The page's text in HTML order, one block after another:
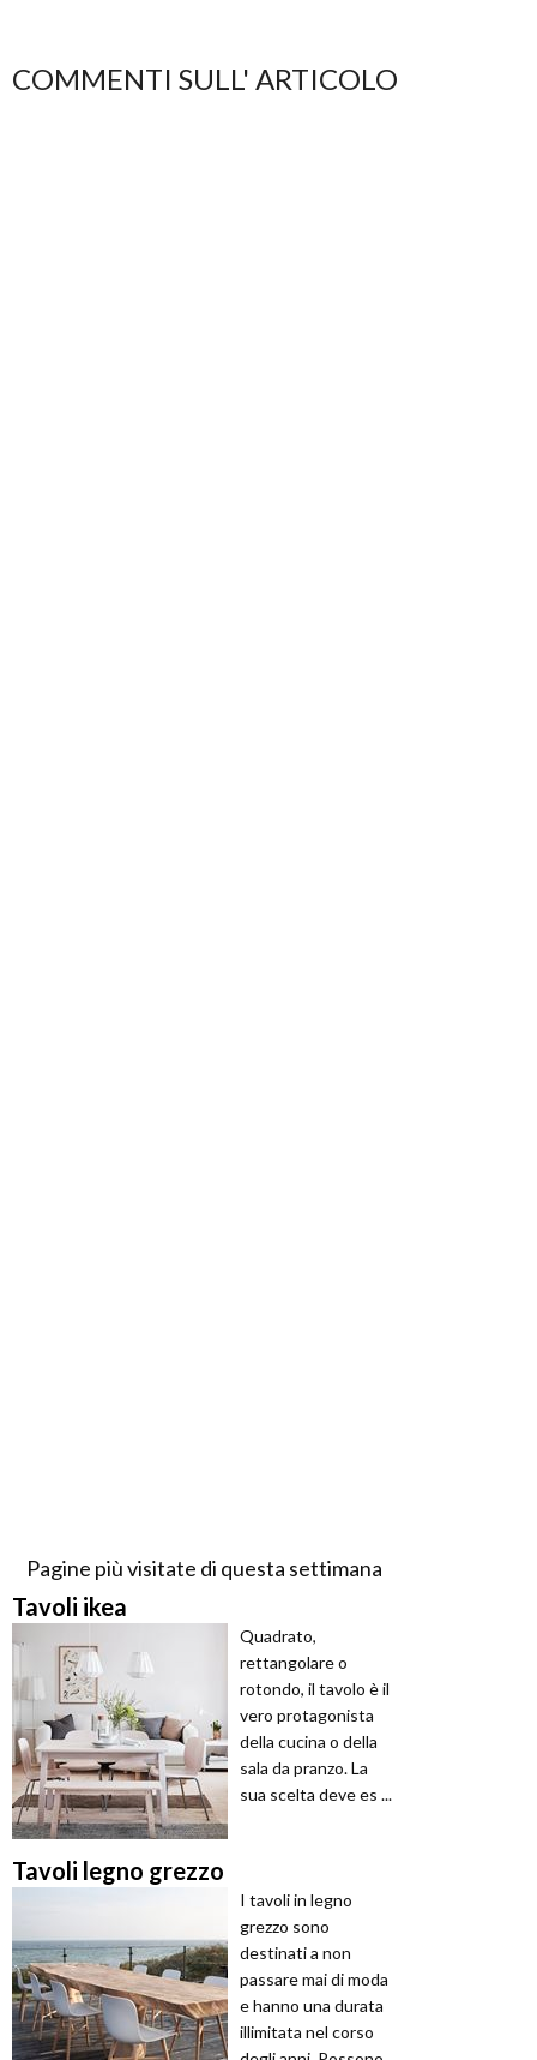
COMMENTI SULL' ARTICOLO
Pagine più visitate di questa settimana
Tavoli ikea
Quadrato,
rettangolare o
rotondo, il tavolo è il
vero protagonista
della cucina o della
sala da pranzo. La
sua scelta deve es ...
Tavoli legno grezzo
I tavoli in legno
grezzo sono
destinati a non
passare mai di moda
e hanno una durata
illimitata nel corso